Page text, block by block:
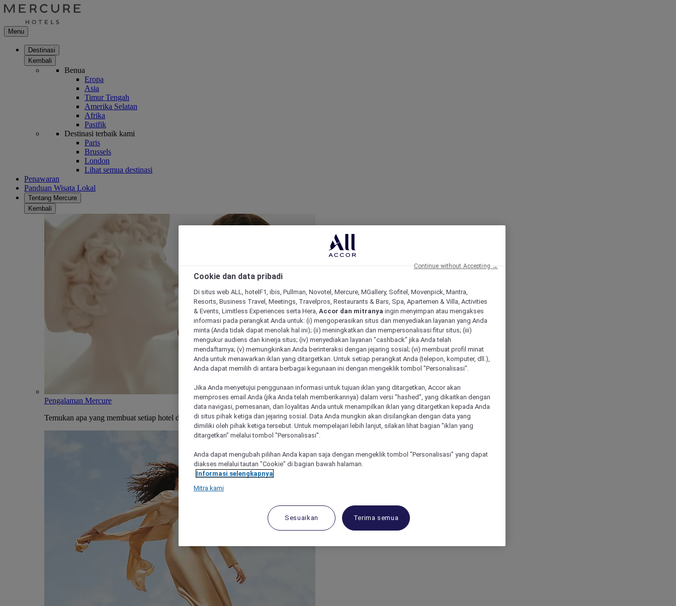
Menu
Destinasi
Kembali
Benua
Eropa
Asia
Timur Tengah
Amerika Selatan
Afrika
Pasifik
Destinasi terbaik kami
Paris
Brussels
London
Lihat semua destinasi
Penawaran
Panduan Wisata Lokal
Tentang Mercure
Kembali
Pengalaman Mercure
Temukan apa yang membuat setiap hotel dan penginapan Mercure unik
Cookie dan data pribadi
Di situs web ALL, hotelF1, ibis, Pullman, Novotel, Mercure, MGallery, Sofitel, Movenpick, Mantra,
Resorts, Business Travel, Meetings, Travelpros, Restaurants & Bars, Spa, Apartemen & Villa, Activities
& Events, Limitless Experiences serta Hera, Accor dan mitranya ingin menyimpan atau mengakses
informasi pada perangkat Anda untuk: (i) mengoperasikan situs dan menyediakan layanan yang Anda
minta (Anda tidak dapat menolak hal ini); (ii) meningkatkan dan mempersonalisasi fitur situs; (iii)
mengukur audiens dan kinerja situs; (iv) menyediakan layanan "cashback" jika Anda telah
mendaftarnya; (v) memungkinkan Anda berinteraksi dengan jejaring sosial; (vi) membuat profil minat
Anda untuk menawarkan iklan yang ditargetkan. Untuk setiap perangkat Anda (telepon, komputer, dll.),
Anda dapat memilih di antara berbagai kegunaan ini dengan mengeklik tombol "Personalisasi".
Jika Anda menyetujui penggunaan informasi untuk tujuan iklan yang ditargetkan, Accor akan
memproses email Anda (jika Anda telah memberikannya) dalam versi "hashed", yang dikaitkan dengan
data navigasi, pemesanan, dan loyalitas Anda untuk menampilkan iklan yang ditargetkan kepada Anda
di situs pihak ketiga dan jejaring sosial. Data Anda mungkin akan disilangkan dengan data yang
dimiliki oleh pihak ketiga tersebut. Untuk mempelajari lebih lanjut, silakan lihat bagian "iklan yang
ditargetkan" melalui tombol "Personalisasi".
Anda dapat mengubah pilihan Anda kapan saja dengan mengeklik tombol "Personalisasi" yang dapat
diakses melalui tautan "Cookie" di bagian bawah halaman.
Informasi selengkapnya
Mitra kami
Sesuaikan Terima semua
Continue without Accepting →